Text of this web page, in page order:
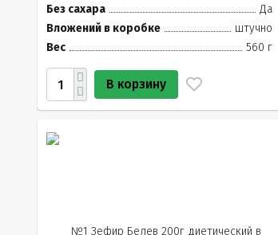
Без сахара
Да
Вложений в коробке
штучно
Вес
560 г
В корзину